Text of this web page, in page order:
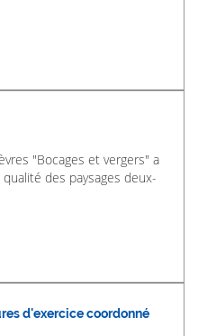
"Bocages et vergers" a
des paysages deux-
d'exercice coordonné